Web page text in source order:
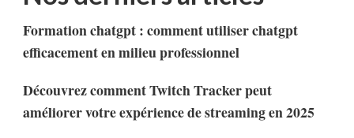
Formation chatgpt : comment utiliser chatgpt
efficacement en milieu professionnel
Découvrez comment Twitch Tracker peut
améliorer votre expérience de streaming en 2025